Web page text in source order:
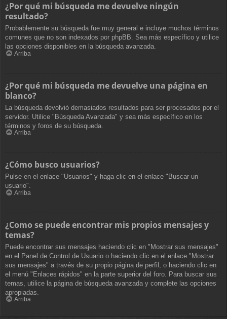
¿Por qué mi búsqueda me devuelve ningún
resultado?
Probablemente su búsqueda fue muy general e incluye muchos términos
comunes que no son indexados por phpBB. Sea más específico y utilice
las opciones disponibles en la búsqueda avanzada.
Arriba
¿Por qué mi búsqueda me devuelve una página en
blanco?
La búsqueda devolvió demasiados resultados para ser procesados por el
servidor. Utilice "Búsqueda Avanzada" y sea más específico en los
términos y foros de su búsqueda.
Arriba
¿Cómo busco usuarios?
Pulse en el enlace "Usuarios" y haga clic en el enlace "Buscar un
usuario".
Arriba
¿Como se puede encontrar mis propios mensajes y
temas?
Puede encontrar sus mensajes haciendo clic en "Mostrar sus mensajes"
en el Panel de Control de Usuario o haciendo clic en el enlace "Mostrar
sus mensajes" a través de su propio página de perfil, o haciendo clic en
el menú "Enlaces rápidos" en la parte superior del foro. Para buscar sus
temas, utilice la página de búsqueda avanzada y complete las opciones
apropiadas.
Arriba